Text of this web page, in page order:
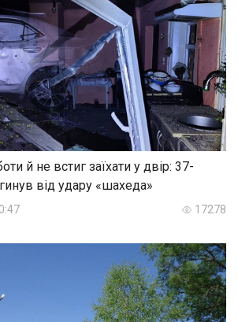
й не встиг заїхати у двір: 37-
від удару «шахеда»
17278